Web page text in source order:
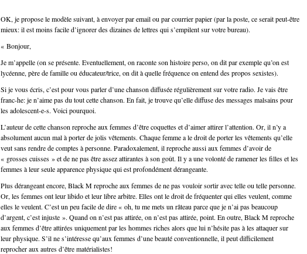
OK, je propose le modèle suivant, à envoyer par email ou par courrier papier (par la poste, ce serait peut-être
mieux: il est moins facile d’ignorer des dizaines de lettres qui s’empilent sur votre bureau).
« Bonjour,
Je m’appelle (on se présente. Eventuellement, on raconte son histoire perso, on dit par exemple qu’on est
lycéenne, père de famille ou éducateur/trice, on dit à quelle fréquence on entend des propos sexistes).
Si je vous écris, c’est pour vous parler d’une chanson diffusée régulièrement sur votre radio. Je vais être
franc-he: je n’aime pas du tout cette chanson. En fait, je trouve qu’elle diffuse des messages malsains pour
les adolescent-e-s. Voici pourquoi.
L’auteur de cette chanson reproche aux femmes d’être coquettes et d’aimer attirer l’attention. Or, il n’y a
absolument aucun mal à porter de jolis vêtements. Chaque femme a le droit de porter les vêtements qu’elle
veut sans rendre de comptes à personne. Paradoxalement, il reproche aussi aux femmes d’avoir de
« grosses cuisses » et de ne pas être assez attirantes à son goût. Il y a une volonté de ramener les filles et les
femmes à leur seule apparence physique qui est profondément dérangeante.
Plus dérangeant encore, Black M reproche aux femmes de ne pas vouloir sortir avec telle ou telle personne.
Or, les femmes ont leur libido et leur libre arbitre. Elles ont le droit de fréquenter qui elles veulent, comme
elles le veulent. C’est un peu facile de dire « oh, tu me mets un râteau parce que je n’ai pas beaucoup
d’argent, c’est injuste ». Quand on n’est pas attirée, on n’est pas attirée, point. En outre, Black M reproche
aux femmes d’être attirées uniquement par les hommes riches alors que lui n’hésite pas à les attaquer sur
leur physique. S’il ne s’intéresse qu’aux femmes d’une beauté conventionnelle, il peut difficilement
reprocher aux autres d’être matérialistes!